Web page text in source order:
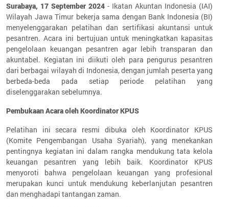
Surabaya, 17 September 2024 - Ikatan Akuntan Indonesia (IAI)
Wilayah Jawa Timur bekerja sama dengan Bank Indonesia (BI)
menyelenggarakan pelatihan dan sertifikasi akuntansi untuk
pesantren. Acara ini bertujuan untuk meningkatkan kapasitas
pengelolaan keuangan pesantren agar lebih transparan dan
akuntabel. Kegiatan ini diikuti oleh para pengurus pesantren
dari berbagai wilayah di Indonesia, dengan jumlah peserta yang
berbeda-beda pada setiap periode pelatihan yang
diselenggarakan sebelumnya.
Pembukaan Acara oleh Koordinator KPUS
Pelatihan ini secara resmi dibuka oleh Koordinator KPUS
(Komite Pengembangan Usaha Syariah), yang menekankan
pentingnya kegiatan ini dalam rangka mendukung tata kelola
keuangan pesantren yang lebih baik. Koordinator KPUS
menyoroti bahwa pengelolaan keuangan yang profesional
merupakan kunci untuk mendukung keberlanjutan pesantren
dan menghadapi tantangan zaman.